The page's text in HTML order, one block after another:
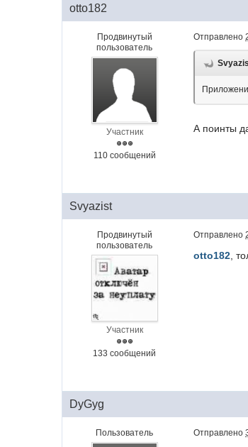
otto182
Продвинутый
пользователь
Участник
110 сообщений
Отправлено
А поинты
Svyazist
Продвинутый
пользователь
Участник
133 сообщений
Отправлено
otto182 ,
DyGyg
Пользователь Отправлено